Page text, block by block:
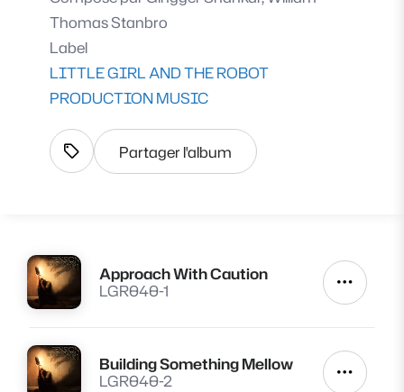
Thomas Stanbro
Label
LITTLE GIRL AND THE ROBOT
PRODUCTION MUSIC
Afficher les tags
Partager l'album
Lire
Approach With Caution
LGR040-1
Autres
Lire
Building Something Mellow
LGR040-2
Autres